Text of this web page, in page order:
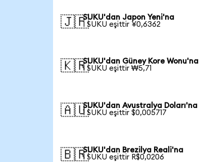
🇯🇵SUKU'dan Japon Yeni'na
1 SUKU eşittir ¥0,6362
🇰🇷SUKU'dan Güney Kore Wonu'na
1 SUKU eşittir ₩5,71
🇦🇺SUKU'dan Avustralya Doları'na
1 SUKU eşittir $0,005717
🇧🇷SUKU'dan Brezilya Reali'na
1 SUKU eşittir R$0,0206